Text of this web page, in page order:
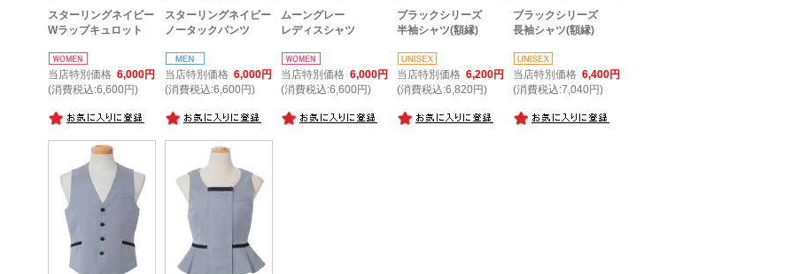
スターリングネイビー
Wラップキュロット
当店特別価格 6,000円
(消費税込:6,600円)
スターリングネイビー
ノータックパンツ
当店特別価格 6,000円
(消費税込:6,600円)
ムーングレー
レディスシャツ
当店特別価格 6,000円
(消費税込:6,600円)
ブラックシリーズ
半袖シャツ(額縁)
当店特別価格 6,200円
(消費税込:6,820円)
ブラックシリーズ
長袖シャツ(額縁)
当店特別価格 6,400円
(消費税込:7,040円)